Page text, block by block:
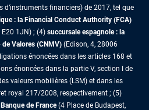
d’instruments financiers) de 2017, tel que
: la Financial Conduct Authority (FCA)
E20 1JN) ; (4) succursale espagnole : la
Valores (CNMV) (Edison, 4, 28006
énoncées dans les articles 168 et
énoncées dans la partie V, section I de
valeurs mobilières (LSM) et dans les
royal 217/2008, respectivement ; (5)
de France(4 Place de Budapest,